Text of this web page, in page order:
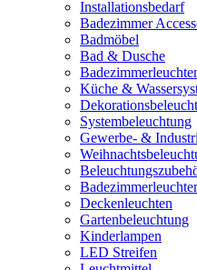
Installationsbedarf
Badezimmer
Badmöbel
Bad & Dusche
Küche &
Systembeleuchtung
Gewerbe- &
Deckenleuchten
Gartenbeleuchtung
Kinderlampen
LED Streifen